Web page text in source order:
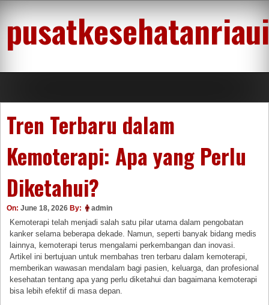
content
Tren Terbaru dalam
Kemoterapi: Apa yang Perlu
Diketahui?
On: June 18, 2026 By: admin
Kemoterapi telah menjadi salah satu pilar utama dalam pengobatan
kanker selama beberapa dekade. Namun, seperti banyak bidang medis
lainnya, kemoterapi terus mengalami perkembangan dan inovasi.
Artikel ini bertujuan untuk membahas tren terbaru dalam kemoterapi,
memberikan wawasan mendalam bagi pasien, keluarga, dan profesional
kesehatan tentang apa yang perlu diketahui dan bagaimana kemoterapi
bisa lebih efektif di masa depan.